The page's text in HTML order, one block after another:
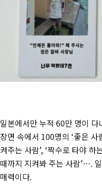
일본에서만 누적 60만 명이
장면 속에서 100명의 ‘좋은
켜주는 사람’, ‘짝수로 타야
때까지 지켜봐 주는 사람’….
매력이다.